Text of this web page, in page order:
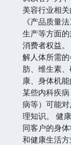
美容行业相
《产品质量
生产等方面
消费者权益
解人体所需
肪、维生素
康、身体机
某些内科疾
病等）可能
理知识。 健
同客户的身
和健康生活